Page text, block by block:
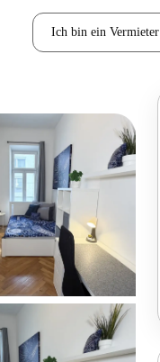
Ich bin ein Vermieter